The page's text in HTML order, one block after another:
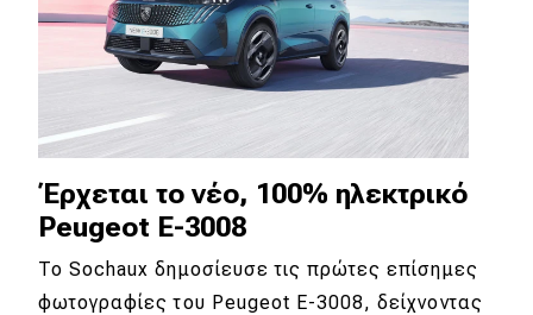
Έρχεται το νέο, 100% ηλεκτρικό
Peugeot E-3008
To Sochaux δημοσίευσε τις πρώτες επίσημες
φωτογραφίες του Peugeot E-3008, δείχνοντας